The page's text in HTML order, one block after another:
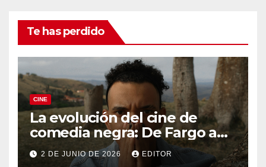
Te has perdido
CINE
La evolución del cine de
comedia negra: De Fargo a
Knives Out
2 DE JUNIO DE 2026 EDITOR